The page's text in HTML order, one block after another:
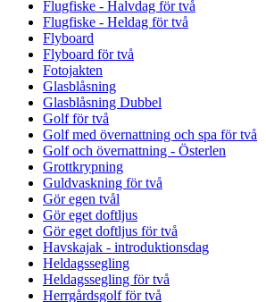
Flugfiske - Halvdag för två
Flugfiske - Heldag för två
Flyboard
Flyboard för två
Fotojakten
Glasblåsning
Glasblåsning Dubbel
Golf för två
Golf med övernattning och spa för två
Golf och övernattning - Österlen
Grottkrypning
Guldvaskning för två
Gör egen tvål
Gör eget doftljus
Gör eget doftljus för två
Havskajak - introduktionsdag
Heldagssegling
Heldagssegling för två
Herrgårdsgolf för två